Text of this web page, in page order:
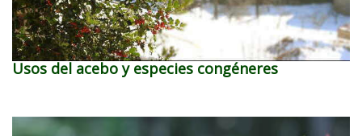
Usos del acebo y especies congéneres